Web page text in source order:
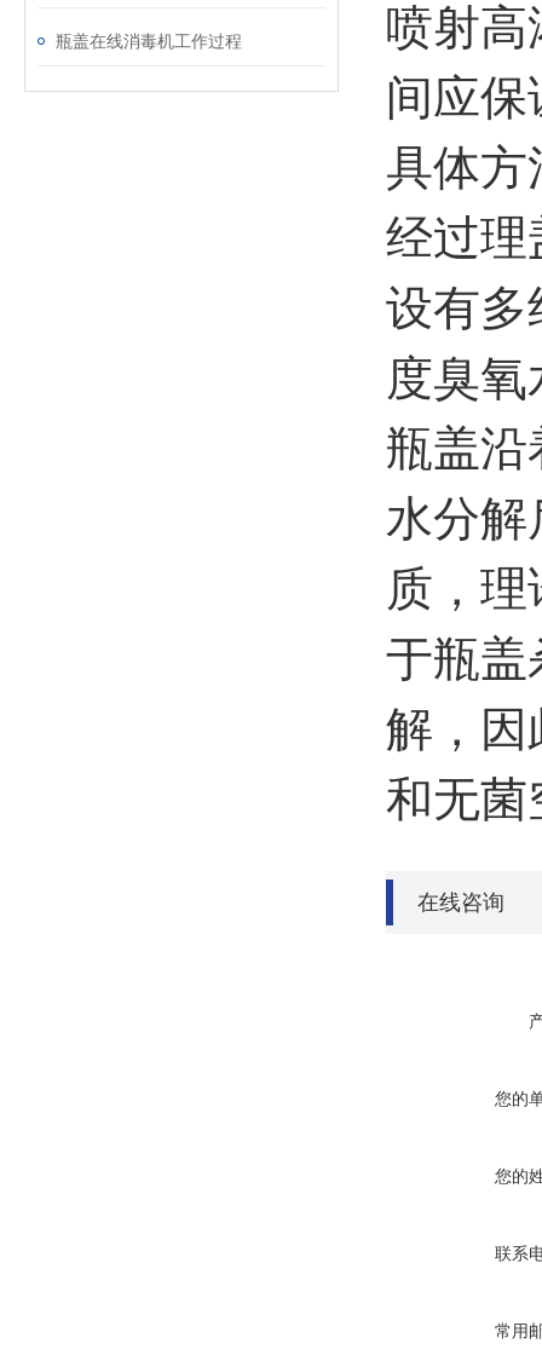
瓶盖在线消毒机工作过程
喷射高
间应
具体方
经过理
设有多
度臭
瓶盖沿
水分解
质，
于瓶盖
解，因
和无菌
在线咨询
您的
您的
联系
常用